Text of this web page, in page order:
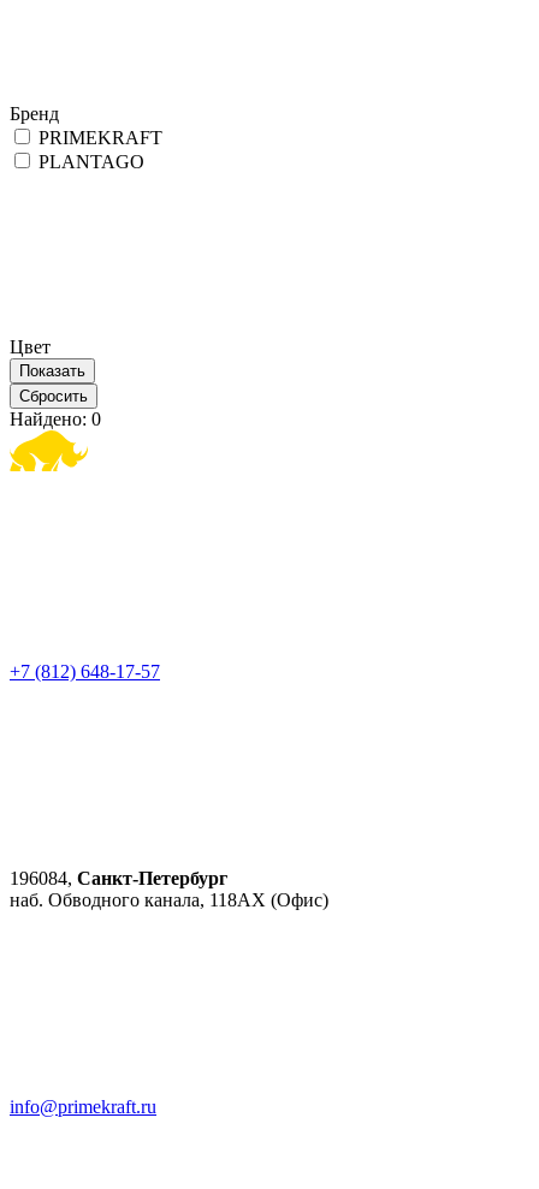
Бренд
PRIMEKRAFT
PLANTAGO
Цвет
Найдено: 0
+7 (812) 648-17-57
196084, Санкт-Петербург
наб. Обводного канала, 118АХ (Офис)
info@primekraft.ru